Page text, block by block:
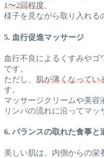
1〜2回程度
様子を見ながら取り入れる
5. 血行促進マッサージ
血行不良によるくすみやゴ
です。
ただし、 肌が薄くなってい
す。
マッサージクリームや美容
リンパの流れに沿ってマッ
6. バランスの取れた食事と
美しい肌は、内側からの栄